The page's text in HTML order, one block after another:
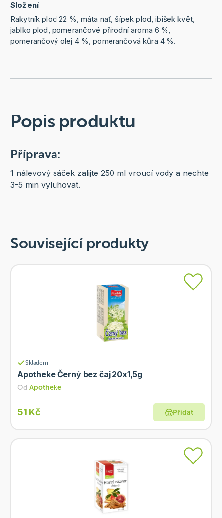
Složení
Rakytník plod 22 %, máta nať, šípek plod, ibišek květ,
jablko plod, pomerančové přírodní aroma 6 %,
pomerančový olej 4 %, pomerančová kůra 4 %.
Popis produktu
Příprava:
1 nálevový sáček zalijte 250 ml vroucí vody a nechte
3-5 min vyluhovat.
Související produkty
Skladem
Apotheke Černý bez čaj 20x1,5g
Od Apotheke
51 Kč Přidat